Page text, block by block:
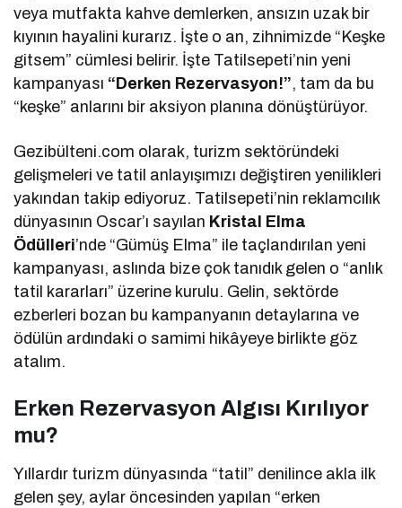
veya mutfakta kahve demlerken, ansızın uzak bir
kıyının hayalini kurarız. İşte o an, zihnimizde “Keşke
gitsem” cümlesi belirir. İşte Tatilsepeti’nin yeni
kampanyası “Derken Rezervasyon!”, tam da bu
“keşke” anlarını bir aksiyon planına dönüştürüyor.
Gezibülteni.com olarak, turizm sektöründeki
gelişmeleri ve tatil anlayışımızı değiştiren yenilikleri
yakından takip ediyoruz. Tatilsepeti’nin reklamcılık
dünyasının Oscar’ı sayılan Kristal Elma
Ödülleri’nde “Gümüş Elma” ile taçlandırılan yeni
kampanyası, aslında bize çok tanıdık gelen o “anlık
tatil kararları” üzerine kurulu. Gelin, sektörde
ezberleri bozan bu kampanyanın detaylarına ve
ödülün ardındaki o samimi hikâyeye birlikte göz
atalım.
Erken Rezervasyon Algısı Kırılıyor
mu?
Yıllardır turizm dünyasında “tatil” denilince akla ilk
gelen şey, aylar öncesinden yapılan “erken